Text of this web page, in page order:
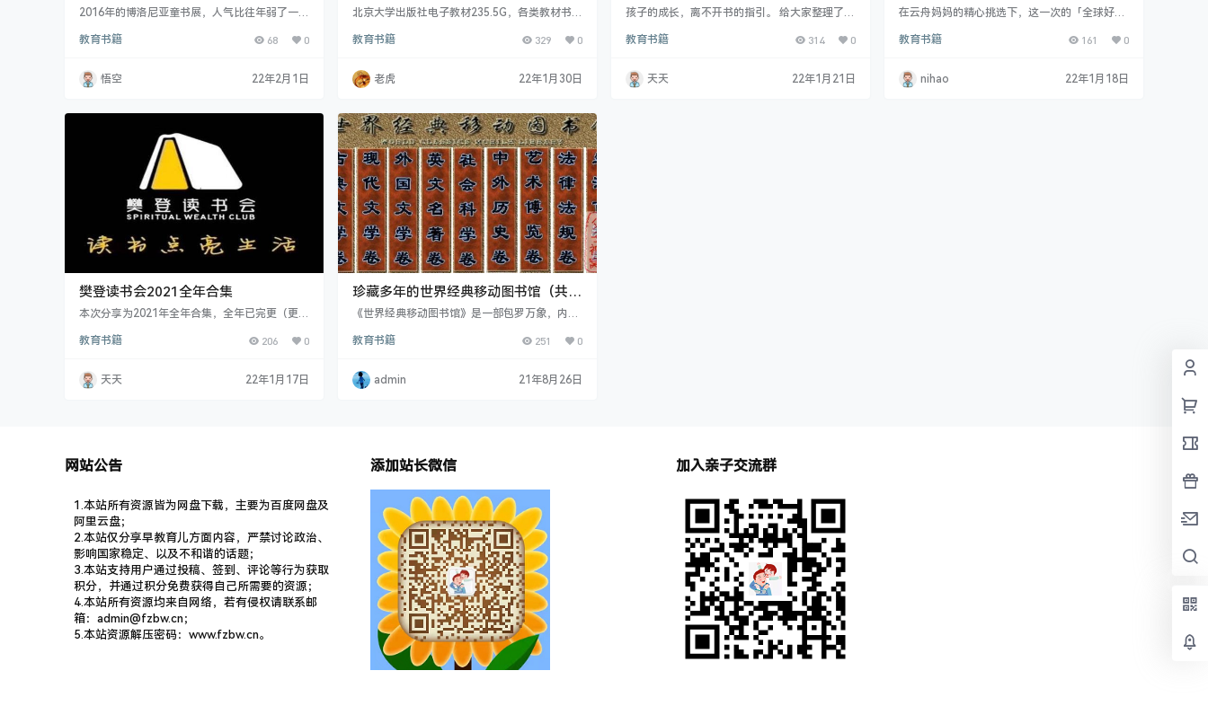
2016年的博洛尼亚童书展，人气比往年弱了一
人群中，出现了一些值得关注的新面孔。他们并
司的版权编辑，而是一些知名的童书阅读推广
人、母婴类微信公众号大咖。在看似波澜不惊的
股新生的力量。
教育书籍 68 0
悟空 22年2月1日
北京大学出版社电子教材235.5G，各类教材书籍
教育书籍
329 0
老虎 22年1月30日
孩子的成长，离不开书的指引。 给大家整理了一
家可以参考哦！ 这些书单，不仅仅适合孩子，有
形成良好的亲子关系。 我们先来看看每个年级的
孩子需要学会的能力 ↓↓ 一年级：15本，注重
教育书籍 314 0
天天 22年1月21日
堂》 音频课程
在云舟妈妈的精心挑选下，这一次的「全球好书
书中，经过四轮筛选，选出了覆盖文学经典、创
级到九年级的在读学生和热爱阅读、渴望提升自
我的青少年。 “全球好书精读课堂”不是一个简单
教育书籍 161 0
nihao 22年1月18日
樊登读书会2021全年合集
本次分享为2021年全年合集，全年已完更（更新
教育书籍
206 0
天天 22年1月17日
珍藏多年的世界经典移动图书馆（共
10CD）
《世界经典移动图书馆》是一部包罗万象，内容
瑰宝，汇集了世界文明的精粹部分，打开它，您
0余册，共计10张光盘，分九大类，并收藏有名
画雕塑8000余幅，共计80亿文字。若按传统图
教育书籍 251 0
admin 21年8月26日
网站公告
1.本站所有资源皆为网盘下载，主要为百度网盘及
阿里云盘；
2.本站仅分享早教育儿方面内容，严禁讨论政治、
影响国家稳定、以及不和谐的话题；
3.本站支持用户通过投稿、签到、评论等行为获取
积分，并通过积分免费获得自己所需要的资源；
4.本站所有资源均来自网络，若有侵权请联系邮
箱：admin@fzbw.cn；
5.本站资源解压密码：www.fzbw.cn。
添加站长微信 加入亲子交流群